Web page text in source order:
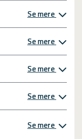
Se mere
Se mere
Se mere
Se mere
Se mere